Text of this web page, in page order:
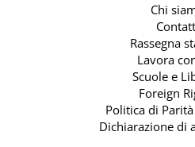
Chi
Rassegna
Lavora
Scuole e
Foreign
Politica di
Dichiarazione di